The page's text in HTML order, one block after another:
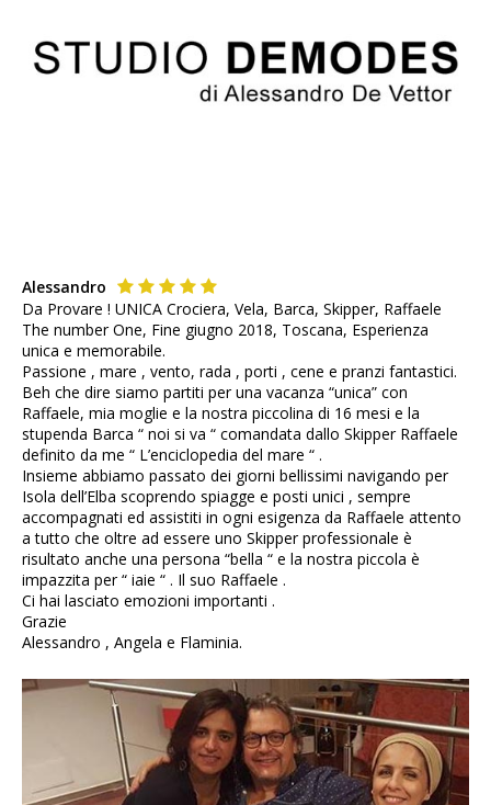
Alessandro
Da Provare ! UNICA Crociera, Vela, Barca, Skipper, Raffaele
The number One, Fine giugno 2018, Toscana, Esperienza
unica e memorabile.
Passione , mare , vento, rada , porti , cene e pranzi fantastici.
Beh che dire siamo partiti per una vacanza “unica” con
Raffaele, mia moglie e la nostra piccolina di 16 mesi e la
stupenda Barca “ noi si va “ comandata dallo Skipper Raffaele
definito da me “ L’enciclopedia del mare “ .
Insieme abbiamo passato dei giorni bellissimi navigando per
Isola dell’Elba scoprendo spiagge e posti unici , sempre
accompagnati ed assistiti in ogni esigenza da Raffaele attento
a tutto che oltre ad essere uno Skipper professionale è
risultato anche una persona “bella “ e la nostra piccola è
impazzita per “ iaie “ . Il suo Raffaele .
Ci hai lasciato emozioni importanti .
Grazie
Alessandro , Angela e Flaminia.